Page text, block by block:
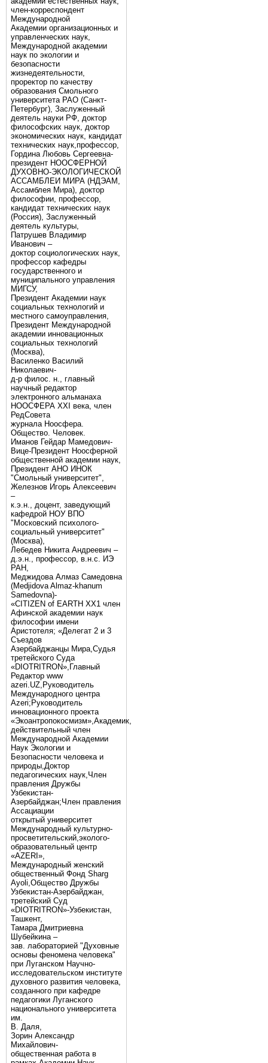
член-корреспондент
Международной
Академии организационных и
управленческих наук,
Международной академии
наук по экологии и
безопасности
жизнедеятельности,
проректор по качеству
образования Смольного
университета РАО (Санкт-
Петербург), Заслуженный
деятель науки РФ, доктор
философских наук, доктор
экономических наук, кандидат
технических наук,профессор,
Гордина Любовь Сергеевна-
президент НООСФЕРНОЙ
ДУХОВНО-ЭКОЛОГИЧЕСКОЙ
АССАМБЛЕИ МИРА (НДЭАМ,
Ассамблея Мира), доктор
философии, профессор,
кандидат технических наук
(Россия), Заслуженный
деятель культуры,
Патрушев Владимир
Иванович –
доктор социологических наук,
профессор кафедры
государственного и
муниципального управления
МИГСУ,
Президент Академии наук
социальных технологий и
местного самоуправления,
Президент Международной
академии инновационных
социальных технологий
(Москва),
Василенко Василий
Николаевич-
д-р филос. н., главный
научный редактор
электронного альманаха
НООСФЕРА XXI века, член
РедСовета
журнала Ноосфера.
Общество. Человек.
Иманов Гейдар Мамедович-
Вице-Президент Ноосферной
общественной академии наук,
Президент АНО ИНОК
"Смольный университет",
Железнов Игорь Алексеевич
–
к.э.н., доцент, заведующий
кафедрой НОУ ВПО
"Московский психолого-
социальный университет"
(Москва),
Лебедев Никита Андреевич –
д.э.н., профессор, в.н.с. ИЭ
РАН,
Меджидова Алмаз Самедовна
(Medjidova Almaz-khanum
Samedovna)-
«CITIZEN of EARTH XX1 член
Афинской академии наук
философии имени
Аристотеля; «Делегат 2 и 3
Съездов
Азербайджанцы Мира,Судья
третейского Суда
«DIOTRITRON»,Главный
Редактор www
azeri.UZ,Руководитель
Международного центра
Аzeri;Руководитель
инновационного проекта
«Экоантропокосмизм»,Академик,
действительный член
Международной Академии
Наук Экологии и
Безопасности человека и
природы,Доктор
педагогических наук,Член
правления Дружбы
Узбекистан-
Азербайджан;Член правления
Ассациации
открытый университет
Международный культурно-
просветительский,эколого-
образовательный центр
«AZERI»,
Mеждународный женский
общественный Фонд Sharg
Аyoli,Общество Дружбы
Узбекистан-Азербайджан,
третейский Суд
«DIOTRITRON»-Узбекистан,
Ташкент,
Тамара Дмитриевна
Шубейкина –
зав. лабораторией "Духовные
основы феномена человека"
при Луганском Научно-
исследовательском институте
духовного развития человека,
созданного при кафедре
педагогики Луганского
национального университета
им.
В. Даля,
Зорин Александр
Михайлович-
общественная работа в